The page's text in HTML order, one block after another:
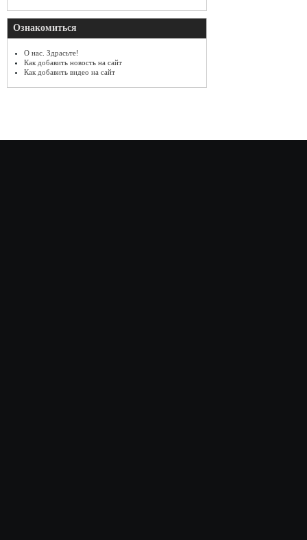
Ознакомиться
О нас. Здрасьте!
Как добавить новость на сайт
Как добавить видео на сайт